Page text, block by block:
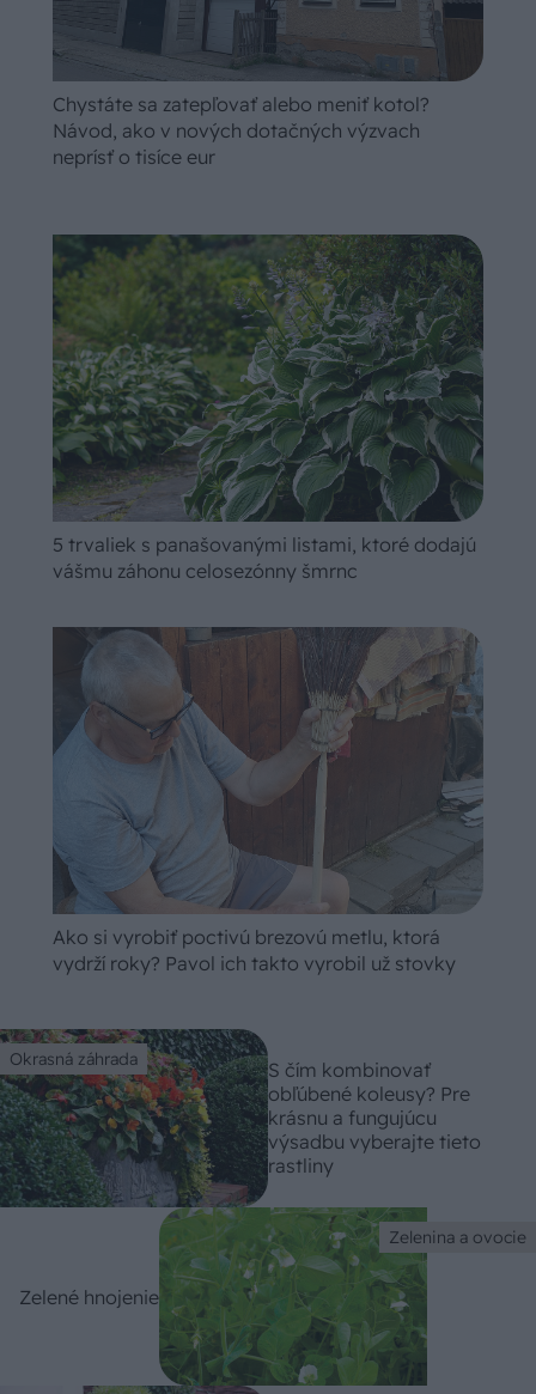
Chystáte sa zatepľovať alebo meniť kotol?
Návod, ako v nových dotačných výzvach
neprísť o tisíce eur
5 trvaliek s panašovanými listami, ktoré dodajú
vášmu záhonu celosezónny šmrnc
Ako si vyrobiť poctivú brezovú metlu, ktorá
vydrží roky? Pavol ich takto vyrobil už stovky
Okrasná záhrada
S čím kombinovať
obľúbené koleusy? Pre
krásnu a fungujúcu
výsadbu vyberajte tieto
rastliny
Zelenina a ovocie
Zelené hnojenie